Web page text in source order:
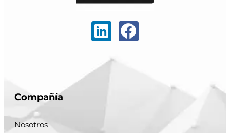
Compañía
Nosotros